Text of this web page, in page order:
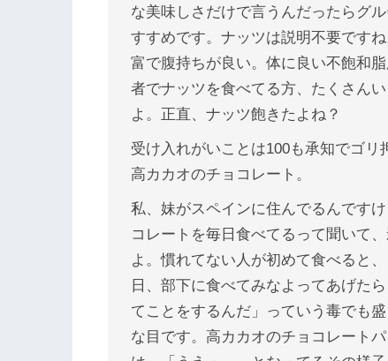
な美味しさだけで言うんだったらグ
すすめです。ナッツは説明不要です
富で腹持ちが良い。体に良い不飽和
者でナッツを食べてる方、たくさん
よ。正直、ナッツ飽きたよね？
受け入れがいことは100も承知でゴ
高カカオのチョコレート。
私、妹がスペインに住んでるんです
コレートを毎日食べてるって聞いて
よ。慣れてない人が初めて食べると
日、部下に食べてみなよってあげた
てことをするんだ」っていう毒でも
な目です。高カカオのチョコレート